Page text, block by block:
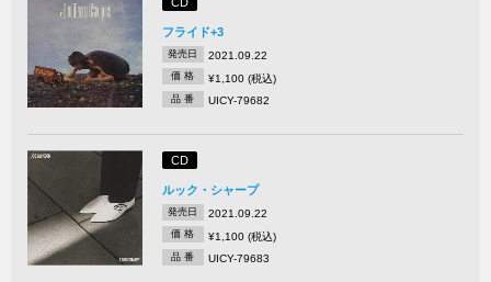
フライド+3
発売日 2021.09.22
価 格 ¥1,100 (税込)
品 番 UICY-79682
CD
ルック・シャープ
発売日 2021.09.22
価 格 ¥1,100 (税込)
品 番 UICY-79683